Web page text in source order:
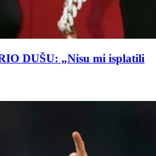
DUŠU: „Nisu mi isplatili